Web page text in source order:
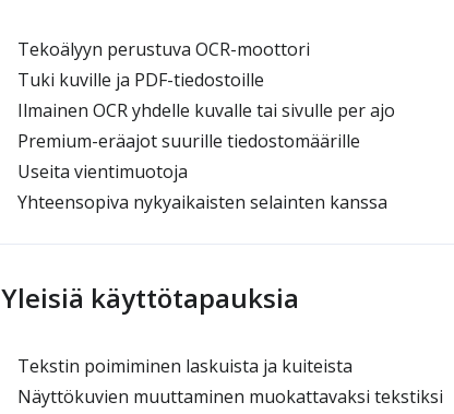
Tekoälyyn perustuva OCR-moottori
Tuki kuville ja PDF-tiedostoille
Ilmainen OCR yhdelle kuvalle tai sivulle per ajo
Premium-eräajot suurille tiedostomäärille
Useita vientimuotoja
Yhteensopiva nykyaikaisten selainten kanssa
Yleisiä käyttötapauksia
Tekstin poimiminen laskuista ja kuiteista
Näyttökuvien muuttaminen muokattavaksi tekstiksi